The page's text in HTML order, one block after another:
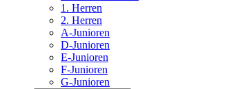
1. Herren
2. Herren
A-Junioren
D-Junioren
E-Junioren
F-Junioren
G-Junioren